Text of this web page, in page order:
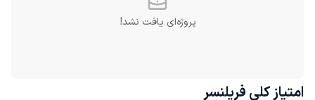
پروژه‌ای یافت نشد!
امتیاز کلی فریلنسر